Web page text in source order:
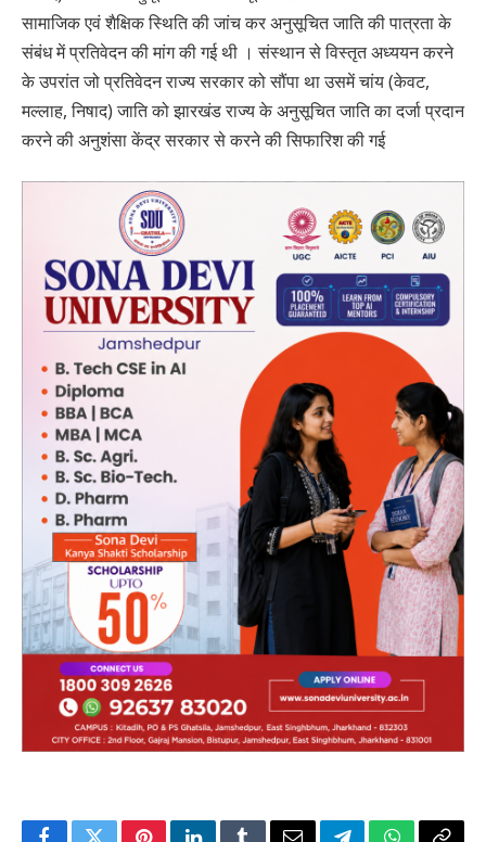
सामाजिक एवं शैक्षिक स्थिति की जांच कर अनुसूचित जाति की पात्रता के
संबंध में प्रतिवेदन की मांग की गई थी । संस्थान से विस्तृत अध्ययन करने
के उपरांत जो प्रतिवेदन राज्य सरकार को सौंपा था उसमें चांय (केवट,
मल्लाह, निषाद) जाति को झारखंड राज्य के अनुसूचित जाति का दर्जा प्रदान
करने की अनुशंसा केंद्र सरकार से करने की सिफारिश की गई